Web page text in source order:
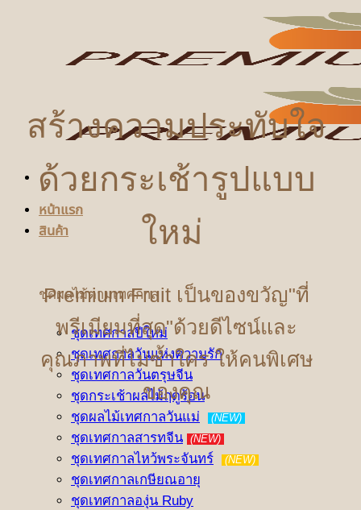
หน้าแรก
สินค้า
ชุดผลไม้ตามเทศกาล
ชุดเทศกาลปีใหม่
ชุดเทศกาลวันแห่งความรัก
ชุดเทศกาลวันตรุษจีน
ชุดกระเช้าผลไม้ฤดูร้อน
ชุดผลไม้เทศกาลวันแม่
(NEW)
ชุดเทศกาลสารทจีน (NEW)
ชุดเทศกาลไหว้พระจันทร์ (NEW)
ชุดเทศกาลเกษียณอายุ
ชุดเทศกาลองุ่น Ruby
สร้างความประทับใจ
ด้วยกระเช้ารูปแบบ
ใหม่
Premium Fruit เป็นของขวัญ"ที่
พรีเมียมที่สุด"ด้วยดีไซน์และ
คุณภาพที่ไม่ซ้ำใคร ให้คนพิเศษ
ของคุณ